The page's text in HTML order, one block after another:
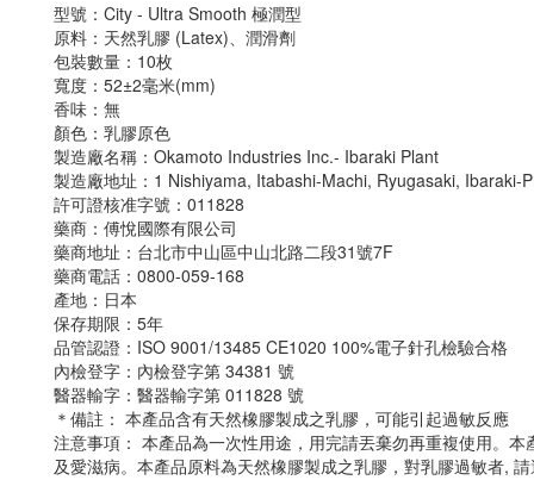
型號：City - Ultra Smooth 極潤型
原料：天然乳膠 (Latex)、潤滑劑
包裝數量：10枚
寬度：52±2毫米(mm)
香味：無
顏色：乳膠原色
製造廠名稱：Okamoto Industries Inc.- Ibaraki Plant
製造廠地址：1 Nishiyama, Itabashi-Machi, Ryugasaki, Ibaraki-
許可證核准字號：011828
藥商：傅悅國際有限公司
藥商地址：台北市中山區中山北路二段31號7F
藥商電話：0800-059-168
產地：日本
保存期限：5年
品管認證：ISO 9001/13485 CE1020 100%電子針孔檢驗合格
內檢登字：內檢登字第 34381 號
醫器輸字：醫器輸字第 011828 號
＊備註： 本產品含有天然橡膠製成之乳膠，可能引起過敏反應
注意事項： 本產品為一次性用途，用完請丟棄勿再重複使用。
及愛滋病。本產品原料為天然橡膠製成之乳膠，對乳膠過敏者,